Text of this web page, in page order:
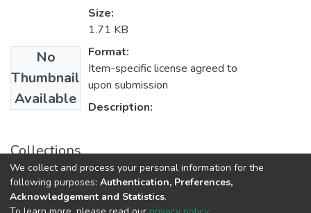
No
Thumbnail
Available
Size:
1.71 KB
Format:
Item-specific license agreed to
upon submission
Description:
Collections
Ingeniería De Sistemas
We collect and process your personal information for the
following purposes: Authentication, Preferences,
Acknowledgement and Statistics.